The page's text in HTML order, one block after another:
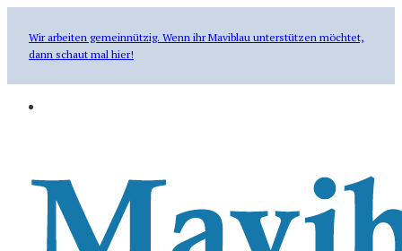
Wir arbeiten gemeinnützig. Wenn ihr Maviblau unterstützen möchtet,
dann schaut mal hier!